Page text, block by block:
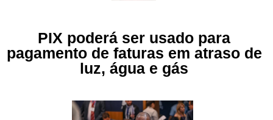
PIX poderá ser usado para
pagamento de faturas em atraso de
luz, água e gás